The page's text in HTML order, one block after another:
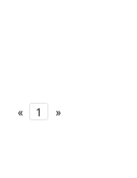
« 1 »